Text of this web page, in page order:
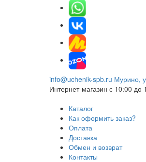
info@uchenik-spb.ru Мурино,
Интернет-магазин с 10:00 до
Каталог
Как оформить заказ?
Оплата
Доставка
Обмен и возврат
Контакты